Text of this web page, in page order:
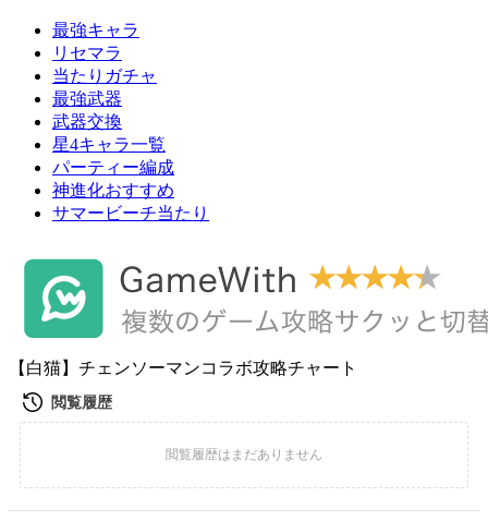
最強キャラ
リセマラ
当たりガチャ
最強武器
武器交換
星4キャラ一覧
パーティー編成
神進化おすすめ
サマービーチ当たり
【白猫】チェンソーマンコラボ攻略チャート